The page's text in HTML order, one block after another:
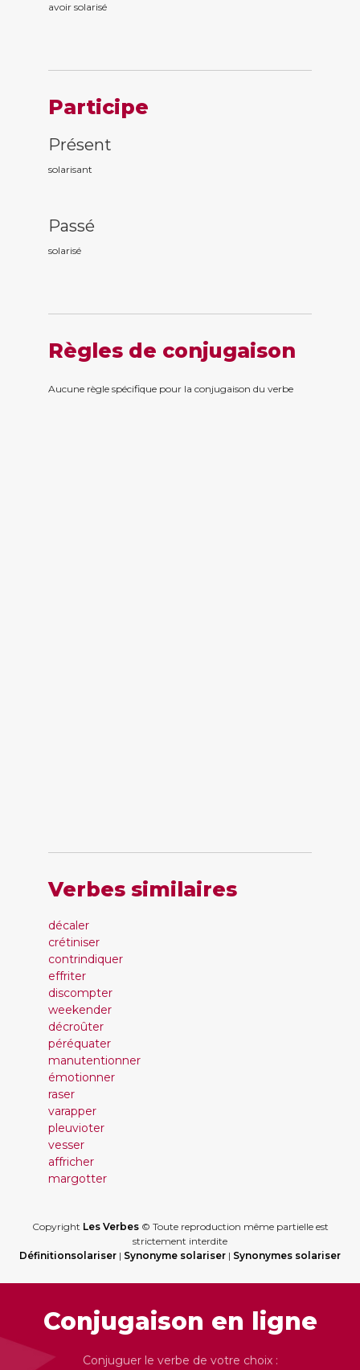
avoir solarisé
Participe
Présent
solarisant
Passé
solarisé
Règles de conjugaison
Aucune règle spécifique pour la conjugaison du verbe
Verbes similaires
décaler
crétiniser
contrindiquer
effriter
discompter
weekender
décroûter
péréquater
manutentionner
émotionner
raser
varapper
pleuvioter
vesser
affricher
margotter
Copyright Les Verbes© Toute reproduction même partielle est
strictement interdite
Définitionsolariser | Synonyme solariser | Synonymes solariser
Conjugaison en ligne
Conjuguer le verbe de votre choix :